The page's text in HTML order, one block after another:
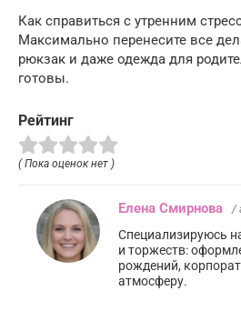
Как справиться с утренним
Максимально перенесите все
рюкзак и даже одежда для
готовы.
Рейтинг
( Пока оценок нет )
Елена Смирнова /
Специализируюсь
и торжеств:
рождений,
атмосферу.